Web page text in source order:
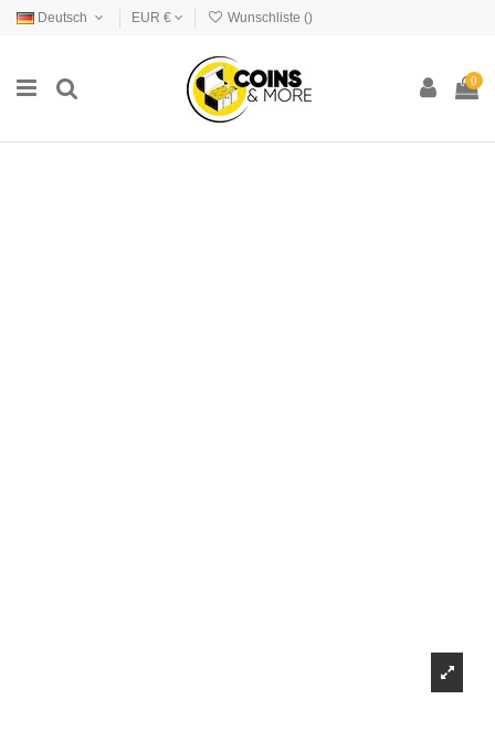
Deutsch EUR € Wunschliste ()
0